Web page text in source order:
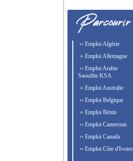
›› Emploi Algérie
›› Emploi Allemagne
›› Emploi Arabie
Saoudite KSA
›› Emploi Australie
›› Emploi Belgique
›› Emploi Bénin
›› Emploi Cameroun
›› Emploi Canada
›› Emploi Côte d'Ivoire